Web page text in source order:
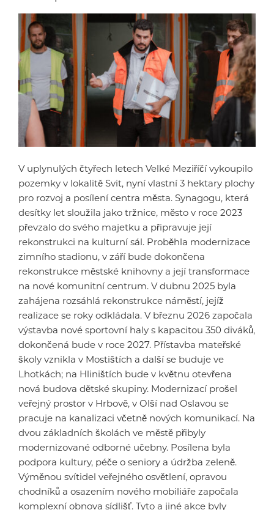
V uplynulých čtyřech letech Velké Meziříčí vykoupilo
pozemky v lokalitě Svit, nyní vlastní 3 hektary plochy
pro rozvoj a posílení centra města. Synagogu, která
desítky let sloužila jako tržnice, město v roce 2023
převzalo do svého majetku a připravuje její
rekonstrukci na kulturní sál. Proběhla modernizace
zimního stadionu, v září bude dokončena
rekonstrukce městské knihovny a její transformace
na nové komunitní centrum. V dubnu 2025 byla
zahájena rozsáhlá rekonstrukce náměstí, jejíž
realizace se roky odkládala. V březnu 2026 započala
výstavba nové sportovní haly s kapacitou 350 diváků,
dokončená bude v roce 2027. Přístavba mateřské
školy vznikla v Mostištích a další se buduje ve
Lhotkách; na Hliništích bude v květnu otevřena
nová budova dětské skupiny. Modernizací prošel
veřejný prostor v Hrbově, v Olší nad Oslavou se
pracuje na kanalizaci včetně nových komunikací. Na
dvou základních školách ve městě přibyly
modernizované odborné učebny. Posílena byla
podpora kultury, péče o seniory a údržba zeleně.
Výměnou svítidel veřejného osvětlení, opravou
chodníků a osazením nového mobiliáře započala
komplexní obnova sídlišť. Tyto a jiné akce byly